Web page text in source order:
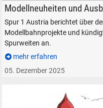
Spur 1 Austria
Modellneuheiten und
Spur 1 Austria berichtet über
Modellbahnprojekte und
Spurweiten an.
mehr erfahren
05. Dezember 2025